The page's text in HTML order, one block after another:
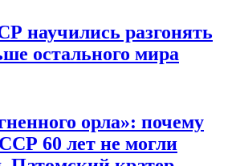
научились разгонять
остального мира
орла»: почему
60 лет не могли